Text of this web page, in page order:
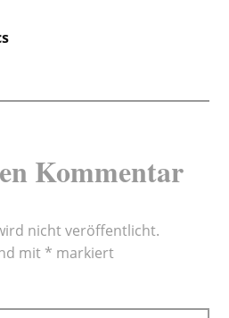
Kommentar
nicht veröffentlicht.
mit * markiert